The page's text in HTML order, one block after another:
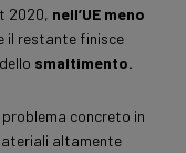
2020, nell’UE meno
il restante finisce
smaltimento.
problema concreto in
altamente